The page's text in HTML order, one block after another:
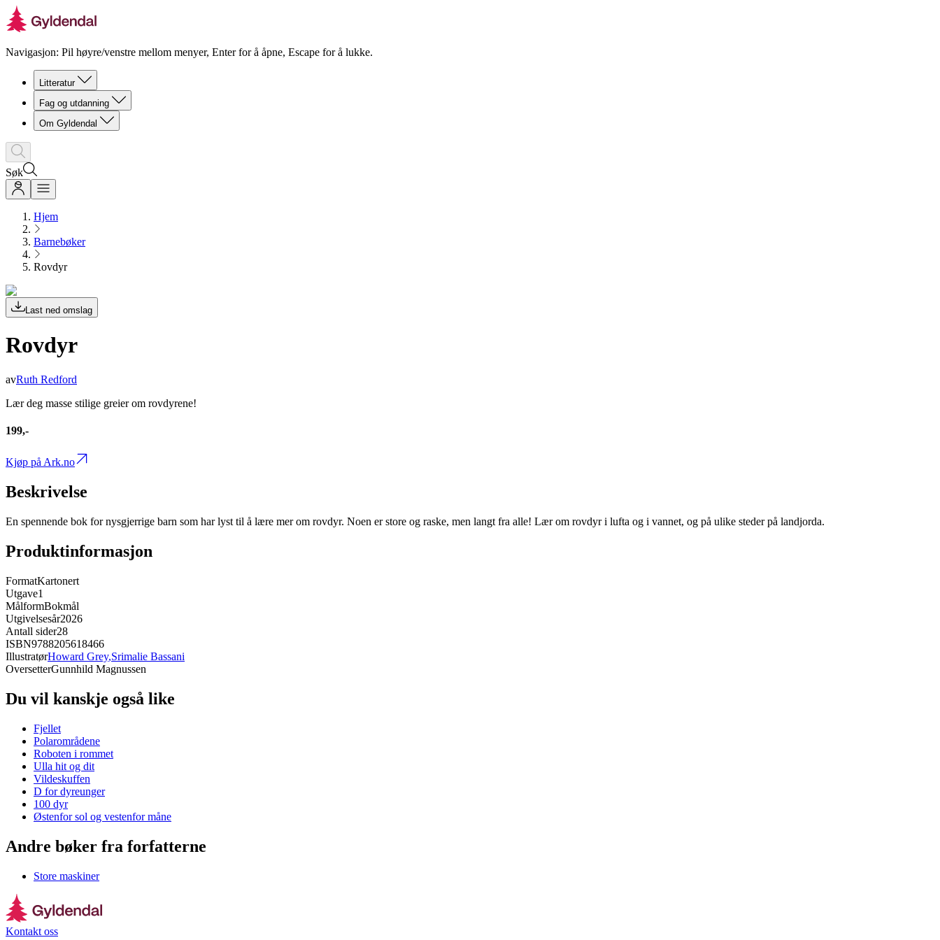
Navigasjon: Pil høyre/venstre mellom menyer, Enter for å åpne, Escape for å lukke.
Litteratur
Fag og utdanning
Om Gyldendal
Søk
Hjem
Barnebøker
Rovdyr
Last ned omslag
Rovdyr
avRuth Redford
Lær deg masse stilige greier om rovdyrene!
199,-
Kjøp på Ark.no
Beskrivelse
En spennende bok for nysgjerrige barn som har lyst til å lære mer om rovdyr. Noen er store og raske, men langt fra alle! Lær om rovdyr i lufta og i vannet, og på ulike steder på landjorda.
Produktinformasjon
FormatKartonert
Utgave1
MålformBokmål
Utgivelsesår2026
Antall sider28
ISBN9788205618466
IllustratørHoward Grey,Srimalie Bassani
OversetterGunnhild Magnussen
Du vil kanskje også like
Fjellet
Polarområdene
Roboten i rommet
Ulla hit og dit
Vildeskuffen
D for dyreunger
100 dyr
Østenfor sol og vestenfor måne
Andre bøker fra forfatterne
Store maskiner
Kontakt oss